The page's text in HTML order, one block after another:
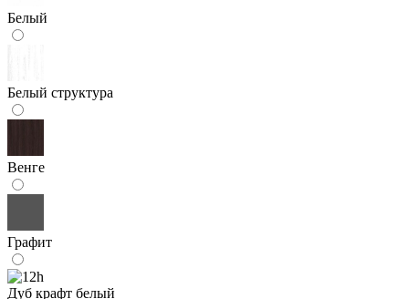
Белый
Белый структура
Венге
Графит
Дуб крафт белый